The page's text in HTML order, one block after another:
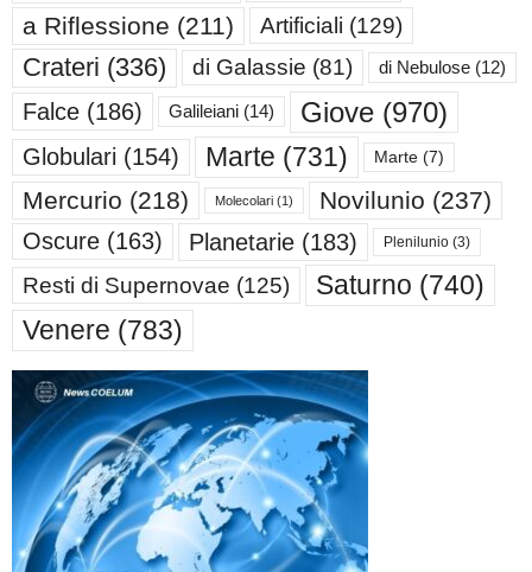
a Riflessione (211) Artificiali (129)
Crateri (336) di Galassie (81) di Nebulose (12)
Falce (186) Galileiani (14) Giove (970)
Globulari (154) Marte (731) Marte (7)
Mercurio (218) Molecolari (1) Novilunio (237)
Oscure (163) Planetarie (183) Plenilunio (3)
Resti di Supernovae (125) Saturno (740)
Venere (783)